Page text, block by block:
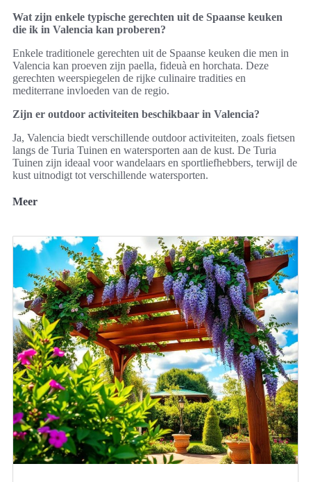
Wat zijn enkele typische gerechten uit de Spaanse keuken
die ik in Valencia kan proberen?
Enkele traditionele gerechten uit de Spaanse keuken die men in
Valencia kan proeven zijn paella, fideuà en horchata. Deze
gerechten weerspiegelen de rijke culinaire tradities en
mediterrane invloeden van de regio.
Zijn er outdoor activiteiten beschikbaar in Valencia?
Ja, Valencia biedt verschillende outdoor activiteiten, zoals fietsen
langs de Turia Tuinen en watersporten aan de kust. De Turia
Tuinen zijn ideaal voor wandelaars en sportliefhebbers, terwijl de
kust uitnodigt tot verschillende watersporten.
Meer